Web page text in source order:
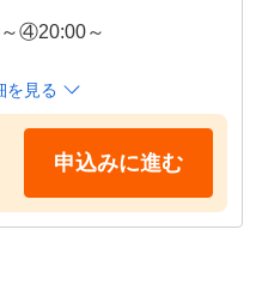
④20:00～
④13:00～⑤14:00
を見る
申込みに進む